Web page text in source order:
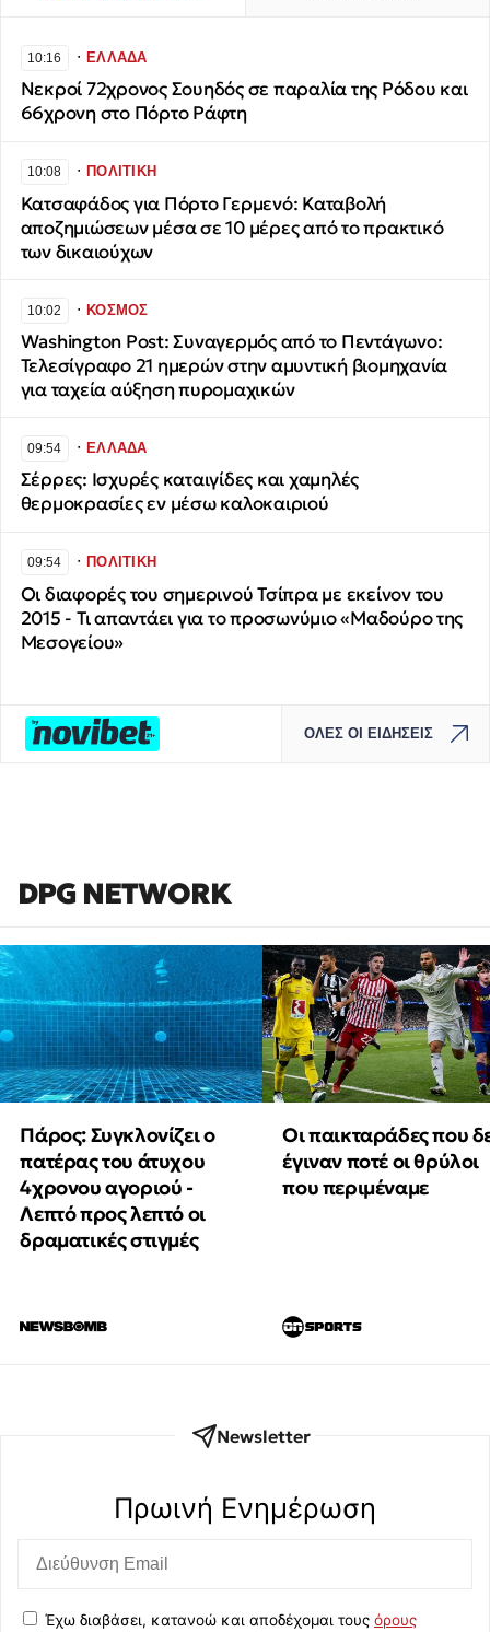
10:16 ∙ΕΛΛΑΔΑ
Νεκροί 72χρονος Σουηδός σε παραλία της Ρόδου και
66χρονη στο Πόρτο Ράφτη
10:08 ∙ΠΟΛΙΤΙΚΗ
Κατσαφάδος για Πόρτο Γερμενό: Καταβολή
αποζημιώσεων μέσα σε 10 μέρες από το πρακτικό
των δικαιούχων
10:02 ∙ΚΟΣΜΟΣ
Washington Post: Συναγερμός από το Πεντάγωνο:
Τελεσίγραφο 21 ημερών στην αμυντική βιομηχανία
για ταχεία αύξηση πυρομαχικών
09:54 ∙ΕΛΛΑΔΑ
Σέρρες: Ισχυρές καταιγίδες και χαμηλές
θερμοκρασίες εν μέσω καλοκαιριού
09:54 ∙ΠΟΛΙΤΙΚΗ
Οι διαφορές του σημερινού Τσίπρα με εκείνον του
2015 - Τι απαντάει για το προσωνύμιο «Μαδούρο της
Μεσογείου»
ΟΛΕΣ ΟΙ ΕΙΔΗΣΕΙΣ
DPG NETWORK
Πάρος: Συγκλονίζει ο
πατέρας του άτυχου
4χρονου αγοριού -
Λεπτό προς λεπτό οι
δραματικές στιγμές
Οι παικταράδες που
έγιναν ποτέ οι θρύλοι
που περιμέναμε
Newsletter
Πρωινή Eνημέρωση
Έχω διαβάσει, κατανοώ και αποδέχομαι τους όρους